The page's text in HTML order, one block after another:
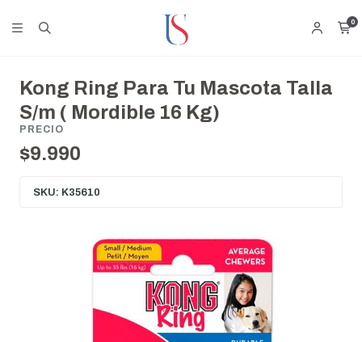
0
Kong Ring Para Tu Mascota Talla
S/m ( Mordible 16 Kg)
PRECIO
$9.990
SKU: K35610